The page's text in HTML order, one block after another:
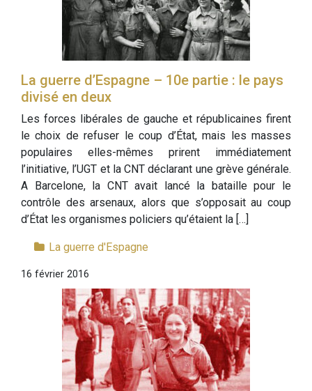
La guerre d’Espagne – 10e partie : le pays
divisé en deux
Les forces libérales de gauche et républicaines firent
le choix de refuser le coup d’État, mais les masses
populaires elles-mêmes prirent immédiatement
l’initiative, l’UGT et la CNT déclarant une grève générale.
A Barcelone, la CNT avait lancé la bataille pour le
contrôle des arsenaux, alors que s’opposait au coup
d’État les organismes policiers qu’étaient la […]
La guerre d'Espagne
16 février 2016